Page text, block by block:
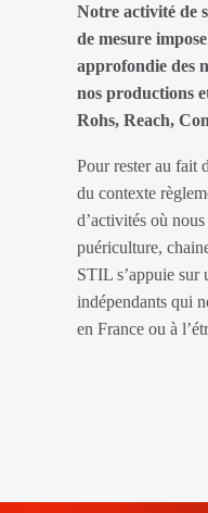
Notre activité de
de mesure
approfondie des
nos productions
Rohs, Reach,
Pour rester au fait
du contexte
d’activités où
puériculture,
STIL s’appuie sur
indépendants qui
en France ou à